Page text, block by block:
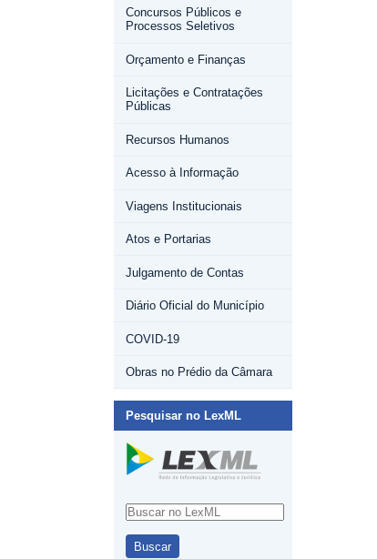
Concursos Públicos e
Processos Seletivos
Orçamento e Finanças
Licitações e Contratações
Públicas
Recursos Humanos
Acesso à Informação
Viagens Institucionais
Atos e Portarias
Julgamento de Contas
Diário Oficial do Município
COVID-19
Obras no Prédio da Câmara
Pesquisar no LexML